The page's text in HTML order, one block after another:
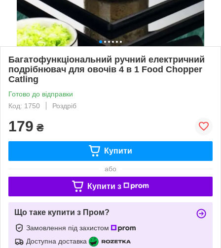
Багатофункціональний ручний електричний
подрібнювач для овочів 4 в 1 Food Chopper
Catling
Готово до відправки
Код: 1750
Роздріб
179 ₴
Купити
або
Купити з
Що таке купити з Пром?
Замовлення під захистом
Доступна доставка